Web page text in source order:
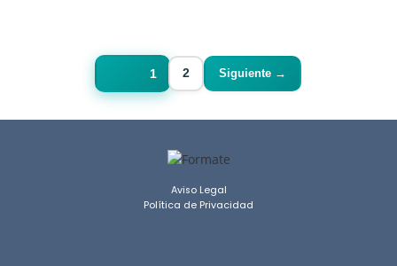
1
Página
2 Siguiente →
Aviso Legal
Política de Privacidad